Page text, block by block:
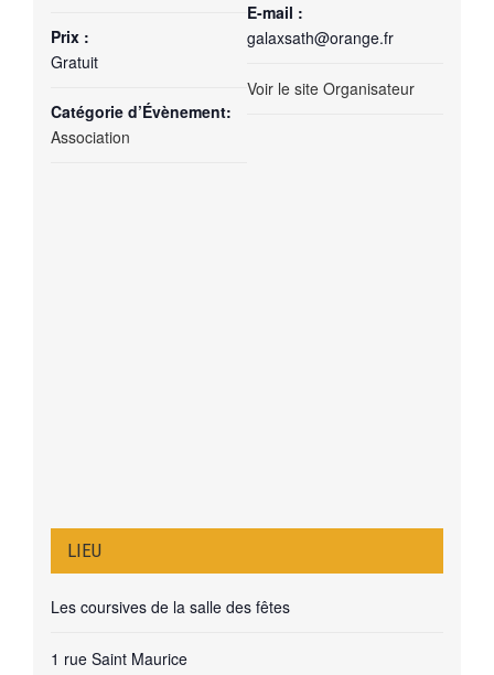
Prix :
Gratuit
Catégorie d’Évènement:
Association
E-mail :
galaxsath@orange.fr
Voir le site Organisateur
LIEU
Les coursives de la salle des fêtes
1 rue Saint Maurice